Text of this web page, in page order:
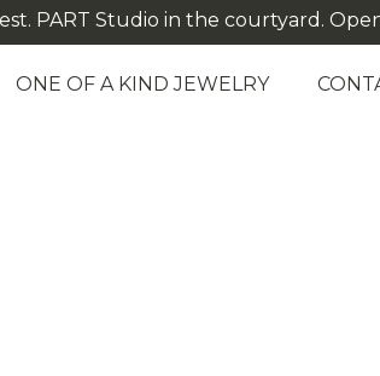
PART Studio in the courtyard. Open:
ONE OF A KIND JEWELRY